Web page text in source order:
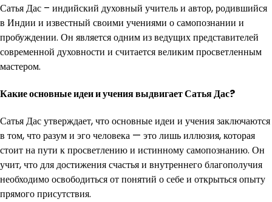
Сатья Дас – индийский духовный учитель и автор, родившийся
в Индии и известный своими учениями о самопознании и
пробуждении. Он является одним из ведущих представителей
современной духовности и считается великим просветленным
мастером.
Какие основные идеи и учения выдвигает Сатья Дас?
Сатья Дас утверждает, что основные идеи и учения заключаются
в том, что разум и эго человека — это лишь иллюзия, которая
стоит на пути к просветлению и истинному самопознанию. Он
учит, что для достижения счастья и внутреннего благополучия
необходимо освободиться от понятий о себе и открыться опыту
прямого присутствия.